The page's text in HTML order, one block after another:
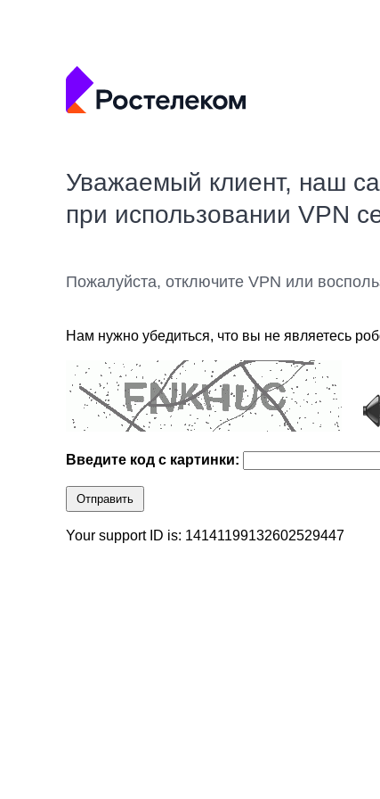
Уважаемый клиент, наш
при использовании VPN
Пожалуйста, отключите VPN или
Нам нужно убедиться, что вы не являетесь
Введите код с картинки:
Отправить
Your support ID is: 14141199132602529447